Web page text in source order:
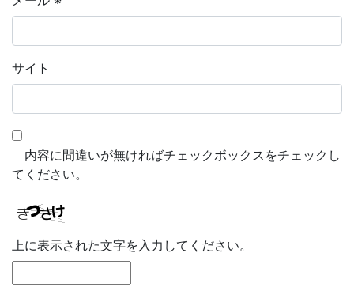
サイト
内容に間違いが無ければチェックボックスをチェックし
てください。
上に表示された文字を入力してください。